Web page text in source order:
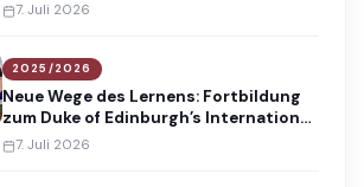
7. Juli 2026
2025/2026
Neue Wege des Lernens: Fortbildung
zum Duke of Edinburgh’s International
Award
7. Juli 2026